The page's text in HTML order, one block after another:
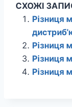
СХОЖІ
Різниця
Різниця
Різниця
Різниця